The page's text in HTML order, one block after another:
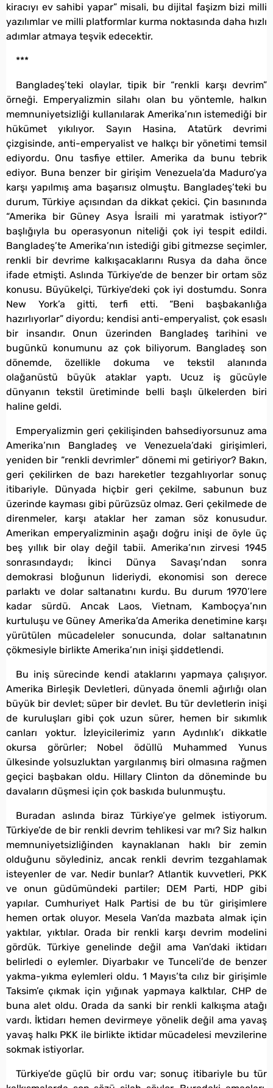
kiracıyı ev sahibi yapar” misali, bu dijital faşizm bizi milli
yazılımlar ve milli platformlar kurma noktasında daha hızlı
adımlar atmaya teşvik edecektir.
***
Bangladeş’teki olaylar, tipik bir “renkli karşı devrim”
örneği. Emperyalizmin silahı olan bu yöntemle, halkın
memnuniyetsizliği kullanılarak Amerika’nın istemediği bir
hükümet yıkılıyor. Sayın Hasina, Atatürk devrimi
çizgisinde, anti-emperyalist ve halkçı bir yönetimi temsil
ediyordu. Onu tasfiye ettiler. Amerika da bunu tebrik
ediyor. Buna benzer bir girişim Venezuela’da Maduro’ya
karşı yapılmış ama başarısız olmuştu. Bangladeş’teki bu
durum, Türkiye açısından da dikkat çekici. Çin basınında
“Amerika bir Güney Asya İsraili mi yaratmak istiyor?”
başlığıyla bu operasyonun niteliği çok iyi tespit edildi.
Bangladeş’te Amerika’nın istediği gibi gitmezse seçimler,
renkli bir devrime kalkışacaklarını Rusya da daha önce
ifade etmişti. Aslında Türkiye’de de benzer bir ortam söz
konusu. Büyükelçi, Türkiye’deki çok iyi dostumdu. Sonra
New York’a gitti, terfi etti. “Beni başbakanlığa
hazırlıyorlar” diyordu; kendisi anti-emperyalist, çok esaslı
bir insandır. Onun üzerinden Bangladeş tarihini ve
bugünkü konumunu az çok biliyorum. Bangladeş son
dönemde, özellikle dokuma ve tekstil alanında
olağanüstü büyük ataklar yaptı. Ucuz iş gücüyle
dünyanın tekstil üretiminde belli başlı ülkelerden biri
haline geldi.
Emperyalizmin geri çekilişinden bahsediyorsunuz ama
Amerika’nın Bangladeş ve Venezuela’daki girişimleri,
yeniden bir “renkli devrimler” dönemi mi getiriyor? Bakın,
geri çekilirken de bazı hareketler tezgahlıyorlar sonuç
itibariyle. Dünyada hiçbir geri çekilme, sabunun buz
üzerinde kayması gibi pürüzsüz olmaz. Geri çekilmede de
direnmeler, karşı ataklar her zaman söz konusudur.
Amerikan emperyalizminin aşağı doğru inişi de öyle üç
beş yıllık bir olay değil tabii. Amerika’nın zirvesi 1945
sonrasındaydı; İkinci Dünya Savaşı’ndan sonra
demokrasi bloğunun lideriydi, ekonomisi son derece
parlaktı ve dolar saltanatını kurdu. Bu durum 1970’lere
kadar sürdü. Ancak Laos, Vietnam, Kamboçya’nın
kurtuluşu ve Güney Amerika’da Amerika denetimine karşı
yürütülen mücadeleler sonucunda, dolar saltanatının
çökmesiyle birlikte Amerika’nın inişi şiddetlendi.
Bu iniş sürecinde kendi ataklarını yapmaya çalışıyor.
Amerika Birleşik Devletleri, dünyada önemli ağırlığı olan
büyük bir devlet; süper bir devlet. Bu tür devletlerin inişi
de kuruluşları gibi çok uzun sürer, hemen bir sıkımlık
canları yoktur. İzleyicilerimiz yarın Aydınlık’ı dikkatle
okursa görürler; Nobel ödüllü Muhammed Yunus
ülkesinde yolsuzluktan yargılanmış biri olmasına rağmen
geçici başbakan oldu. Hillary Clinton da döneminde bu
davaların düşmesi için çok baskıda bulunmuştu.
Buradan aslında biraz Türkiye’ye gelmek istiyorum.
Türkiye’de de bir renkli devrim tehlikesi var mı? Siz halkın
memnuniyetsizliğinden kaynaklanan haklı bir zemin
olduğunu söylediniz, ancak renkli devrim tezgahlamak
isteyenler de var. Nedir bunlar? Atlantik kuvvetleri, PKK
ve onun güdümündeki partiler; DEM Parti, HDP gibi
yapılar. Cumhuriyet Halk Partisi de bu tür girişimlere
hemen ortak oluyor. Mesela Van’da mazbata almak için
yaktılar, yıktılar. Orada bir renkli karşı devrim modelini
gördük. Türkiye genelinde değil ama Van’daki iktidarı
belirledi o eylemler. Diyarbakır ve Tunceli’de de benzer
yakma-yıkma eylemleri oldu. 1 Mayıs’ta cılız bir girişimle
Taksim’e çıkmak için yığınak yapmaya kalktılar, CHP de
buna alet oldu. Orada da sanki bir renkli kalkışma atağı
vardı. İktidarı hemen devirmeye yönelik değil ama yavaş
yavaş halkı PKK ile birlikte iktidar mücadelesi mevzilerine
sokmak istiyorlar.
Türkiye’de güçlü bir ordu var; sonuç itibariyle bu tür